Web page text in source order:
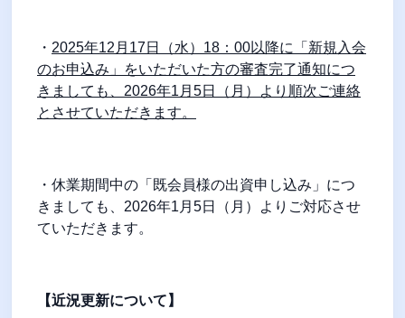
・ 2025年12 月 17 日（水） 18 ： 00以降に「新規入会
のお申込み」をいただいた方の審査完了通知につ
きましても、 2026年1 月 5日（月）より順次ご連絡
とさせていただきます。
・休業期間中の「既会員様の出資申し込み」につ
きましても、 2026年1 月 5日（月）よりご対応させ
ていただきます。
【近況更新について】